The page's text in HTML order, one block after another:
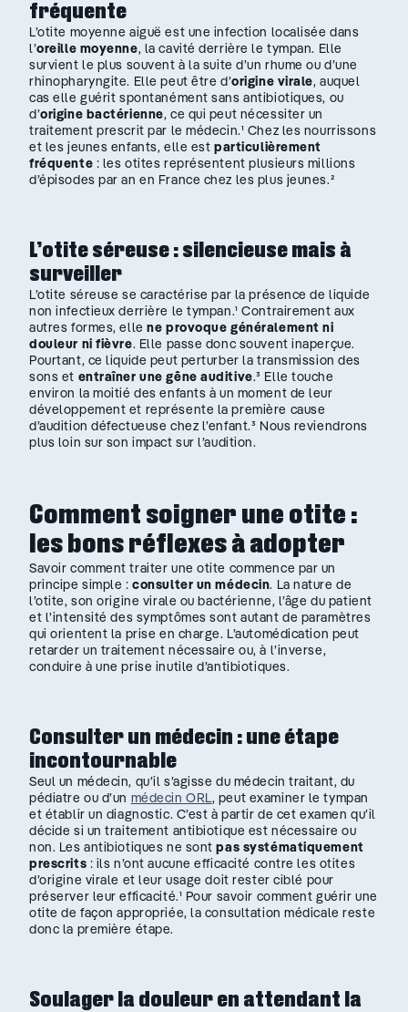
fréquente
L’otite moyenne aiguë est une infection localisée dans
l’oreille moyenne, la cavité derrière le tympan. Elle
survient le plus souvent à la suite d’un rhume ou d’une
rhinopharyngite. Elle peut être d’origine virale, auquel
cas elle guérit spontanément sans antibiotiques, ou
d’origine bactérienne, ce qui peut nécessiter un
traitement prescrit par le médecin.¹ Chez les nourrissons
et les jeunes enfants, elle estparticulièrement
fréquente : les otites représentent plusieurs millions
d’épisodes par an en France chez les plus jeunes.²
L’otite séreuse : silencieuse mais à
surveiller
L’otite séreuse se caractérise par la présence de liquide
non infectieux derrière le tympan.¹ Contrairement aux
autres formes, ellene provoque généralement ni
douleur ni fièvre. Elle passe donc souvent inaperçue.
Pourtant, ce liquide peut perturber la transmission des
sons et entraîner une gêne auditive.³ Elle touche
environ la moitié des enfants à un moment de leur
développement et représente la première cause
d’audition défectueuse chez l’enfant.³ Nous reviendrons
plus loin sur son impact sur l’audition.
Comment soigner une otite :
les bons réflexes à adopter
Savoir comment traiter une otite commence par un
principe simple :consulter un médecin. La nature de
l’otite, son origine virale ou bactérienne, l’âge du patient
et l’intensité des symptômes sont autant de paramètres
qui orientent la prise en charge. L’automédication peut
retarder un traitement nécessaire ou, à l’inverse,
conduire à une prise inutile d’antibiotiques.
Consulter un médecin : une étape
incontournable
Seul un médecin, qu’il s’agisse du médecin traitant, du
pédiatre ou d’un médecin ORL, peut examiner le tympan
et établir un diagnostic. C’est à partir de cet examen qu’il
décide si un traitement antibiotique est nécessaire ou
non. Les antibiotiques ne sontpas systématiquement
prescrits : ils n’ont aucune efficacité contre les otites
d’origine virale et leur usage doit rester ciblé pour
préserver leur efficacité.¹ Pour savoir comment guérir une
otite de façon appropriée, la consultation médicale reste
donc la première étape.
Soulager la douleur en attendant la